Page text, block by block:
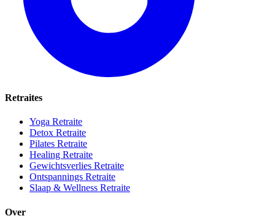
Retraites
Yoga Retraite
Detox Retraite
Pilates Retraite
Healing Retraite
Gewichtsverlies Retraite
Ontspannings Retraite
Slaap & Wellness Retraite
Over